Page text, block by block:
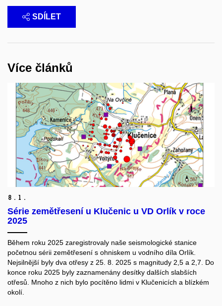
SDÍLET
Více článků
8. 1.
Série zemětřesení u Klučenic u VD Orlík v roce
2025
Během roku 2025 zaregistrovaly naše seismologické stanice
početnou sérii zemětřesení s ohniskem u vodního díla Orlík.
Nejsilnější byly dva otřesy z 25 . 8. 2025 s magnitudy 2,5 a 2,7. Do
konce roku 2025 byly zaznamenány desítky dalších slabších
otřesů. Mnoho z nich bylo pocítěno lidmi v Klučenicích a blízkém
okolí.